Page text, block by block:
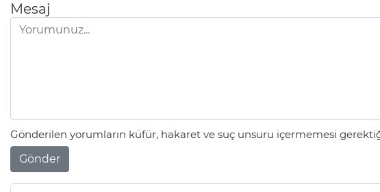
Mesaj
Gönderilen yorumların küfür, hakaret ve suç unsuru içermemesi
Gönder